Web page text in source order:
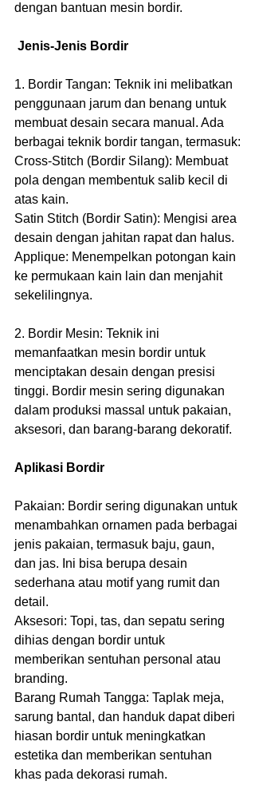
dengan bantuan mesin bordir.
Jenis-Jenis Bordir
1. Bordir Tangan: Teknik ini melibatkan
penggunaan jarum dan benang untuk
membuat desain secara manual. Ada
berbagai teknik bordir tangan, termasuk:
Cross-Stitch (Bordir Silang): Membuat
pola dengan membentuk salib kecil di
atas kain.
Satin Stitch (Bordir Satin): Mengisi area
desain dengan jahitan rapat dan halus.
Applique: Menempelkan potongan kain
ke permukaan kain lain dan menjahit
sekelilingnya.
2. Bordir Mesin: Teknik ini
memanfaatkan mesin bordir untuk
menciptakan desain dengan presisi
tinggi. Bordir mesin sering digunakan
dalam produksi massal untuk pakaian,
aksesori, dan barang-barang dekoratif.
Aplikasi Bordir
Pakaian: Bordir sering digunakan untuk
menambahkan ornamen pada berbagai
jenis pakaian, termasuk baju, gaun,
dan jas. Ini bisa berupa desain
sederhana atau motif yang rumit dan
detail.
Aksesori: Topi, tas, dan sepatu sering
dihias dengan bordir untuk
memberikan sentuhan personal atau
branding.
Barang Rumah Tangga: Taplak meja,
sarung bantal, dan handuk dapat diberi
hiasan bordir untuk meningkatkan
estetika dan memberikan sentuhan
khas pada dekorasi rumah.